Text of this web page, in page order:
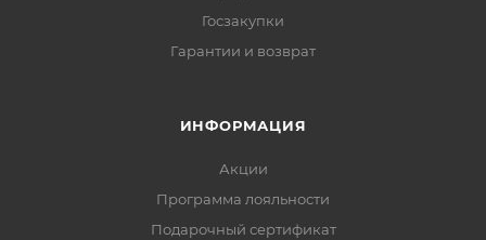
Госзакупки
Гарантии и возврат
ИНФОРМАЦИЯ
Акции
Программа лояльности
Подарочный сертификат